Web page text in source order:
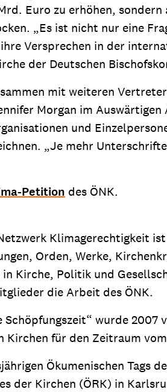
Euro zu erhöhen,
„Es ist nicht nur eine
Versprechen in der
der Deutschen
mit weiteren
Morgan im
und
„Je mehr
Petition des ÖNK.
Klimagerechtigkeit
Orden, Werke,
Kirche, Politik und
die Arbeit des ÖNK.
Schöpfungszeit“ wurde
Kirchen für den Zeitraum
Ökumenischen Tags
der Kirchen (ÖRK) in